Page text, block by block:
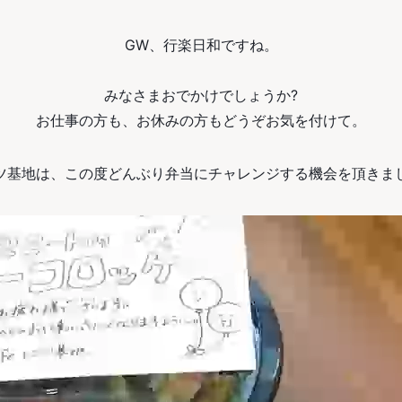
GW、行楽日和ですね。
みなさまおでかけでしょうか?
お仕事の方も、お休みの方もどうぞお気を付けて。
基地は、この度どんぶり弁当にチャレンジする機会を頂きま